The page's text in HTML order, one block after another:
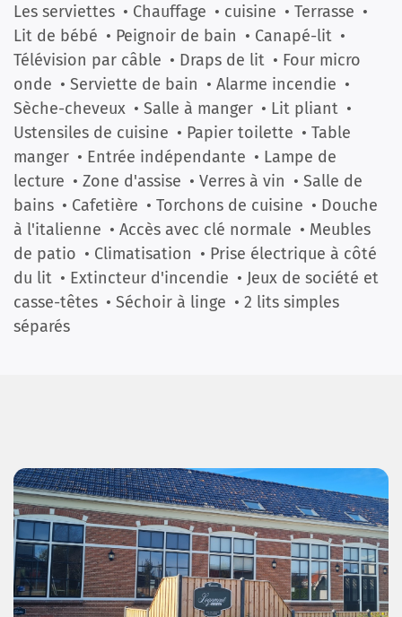
Les serviettes • Chauffage • cuisine • Terrasse •
Lit de bébé • Peignoir de bain • Canapé-lit •
Télévision par câble • Draps de lit • Four micro
onde • Serviette de bain • Alarme incendie •
Sèche-cheveux • Salle à manger • Lit pliant •
Ustensiles de cuisine • Papier toilette • Table
manger • Entrée indépendante • Lampe de
lecture • Zone d'assise • Verres à vin • Salle de
bains • Cafetière • Torchons de cuisine • Douche
à l'italienne • Accès avec clé normale • Meubles
de patio • Climatisation • Prise électrique à côté
du lit • Extincteur d'incendie • Jeux de société et
casse-têtes • Séchoir à linge • 2 lits simples
séparés